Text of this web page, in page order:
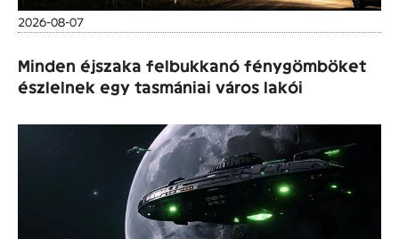
2026-08-07
Minden éjszaka felbukkanó fénygömböket
észlelnek egy tasmániai város lakói